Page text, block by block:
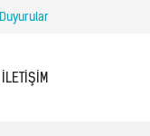
Duyurular
İLETIŞIM